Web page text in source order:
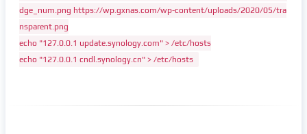
dge_num.png https://wp.gxnas.com/wp-content/uploads/2020/05/tra
nsparent.png
echo "127.0.0.1 update.synology.com" > /etc/hosts
echo "127.0.0.1 cndl.synology.cn" > /etc/hosts